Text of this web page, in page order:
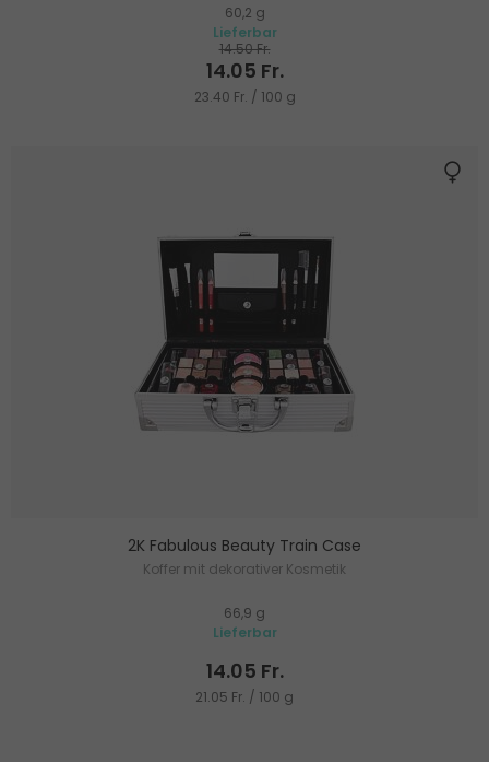
60,2 g
Lieferbar
14.50 Fr.
14.05 Fr.
23.40 Fr. / 100 g
2K Fabulous Beauty Train Case
Koffer mit dekorativer Kosmetik
66,9 g
Lieferbar
14.05 Fr.
21.05 Fr. / 100 g